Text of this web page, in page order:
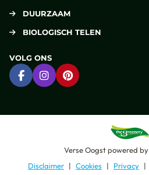
DUURZAAM
BIOLOGISCH TELEN
VOLG ONS
Ga naar Facebook
Ga naar Instagram
Ga naar Pinterest
Verse Oogstpowered by
Disclaimer
Cookies Privacy